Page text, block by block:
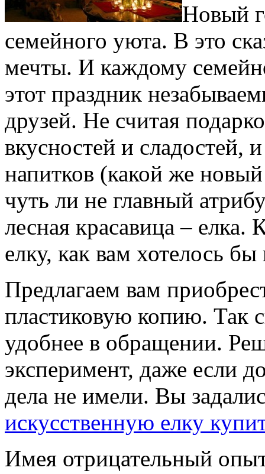
Новый
семейного уюта. В это
мечты. И каждому
этот праздник
друзей. Не считая
вкусностей и сладостей,
напитков (какой же
чуть ли не главный
лесная красавица – елка.
елку, как вам хотелось
Предлагаем вам
пластиковую копию. Так
удобнее в обращении.
эксперимент, даже если
дела не имели. Вы
искусственную елку
Имея отрицательный